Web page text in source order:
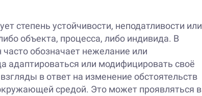
степень устойчивости, неподатливости или
объекта, процесса, либо индивида. В
часто обозначает нежелание или
адаптироваться или модифицировать своё
в ответ на изменение обстоятельств
средой. Это может проявляться в